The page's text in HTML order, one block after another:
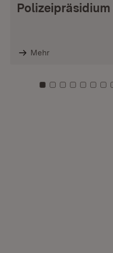
Mehr
Zu Kachel: 0
Zu Kachel: 1
Zu Kachel:
ZuZuZu